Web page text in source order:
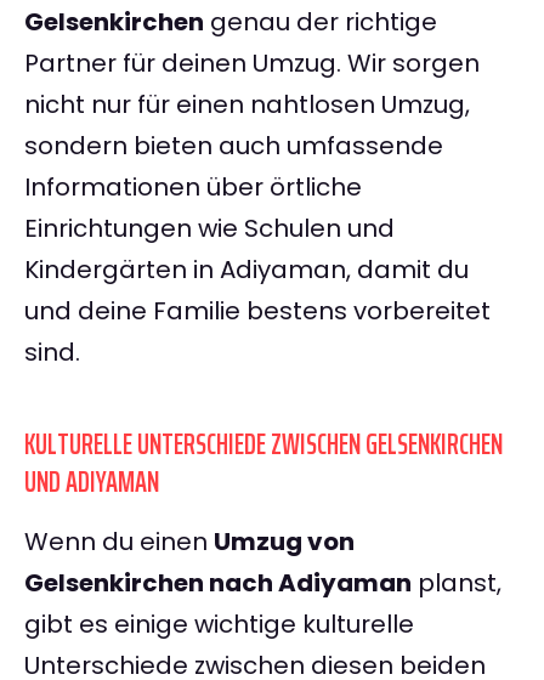
Gelsenkirchen genau der richtige
Partner für deinen Umzug. Wir sorgen
nicht nur für einen nahtlosen Umzug,
sondern bieten auch umfassende
Informationen über örtliche
Einrichtungen wie Schulen und
Kindergärten in Adiyaman, damit du
und deine Familie bestens vorbereitet
sind.
KULTURELLE UNTERSCHIEDE ZWISCHEN GELSENKIRCHEN
UND ADIYAMAN
Wenn du einen Umzug von
Gelsenkirchen nach Adiyaman planst,
gibt es einige wichtige kulturelle
Unterschiede zwischen diesen beiden